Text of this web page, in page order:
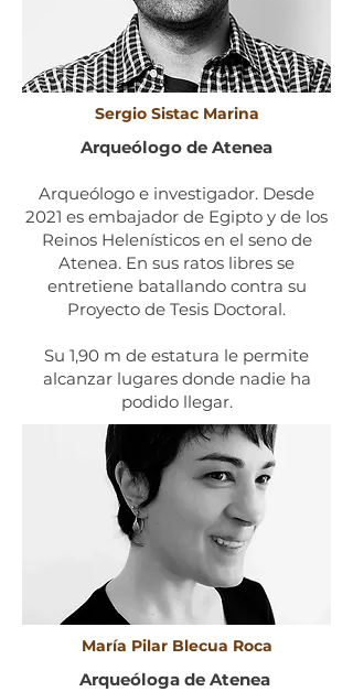
Sergio Sistac Marina
Arqueólogo de Atenea
Arqueólogo e investigador. Desde
2021 es embajador de Egipto y de los
Reinos Helenísticos en el seno de
Atenea. En sus ratos libres se
entretiene batallando contra su
Proyecto de Tesis Doctoral.
Su 1,90 m de estatura le permite
alcanzar lugares donde nadie ha
podido llegar.
María Pilar Blecua Roca
Arqueóloga de Atenea